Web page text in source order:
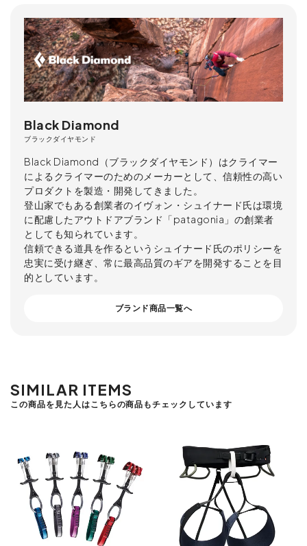
Black Diamond
ブラックダイヤモンド
Black Diamond（ブラックダイヤモンド）はクライマー
によるクライマーのためのメーカーとして、信頼性の高い
プロダクトを製造・開発してきました。
登山家でもある創業者のイヴォン・シュイナード氏は環境
に配慮したアウトドアブランド「patagonia」の創業者
としても知られています。
信頼できる道具を作るというシュイナード氏のポリシーを
忠実に受け継ぎ、常に最高品質のギアを開発することを目
的としています。
ブランド商品一覧へ
SIMILAR ITEMS
この商品を見た人はこちらの商品もチェックしています